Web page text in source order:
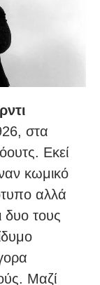
στα
Εκεί
κωμικό
αλλά
δυο τους
Μαζί